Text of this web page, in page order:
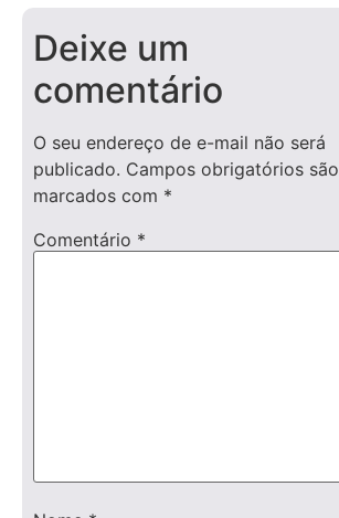
Deixe um
comentário
O seu endereço de e-mail não será
publicado. Campos obrigatórios são
marcados com *
Comentário *